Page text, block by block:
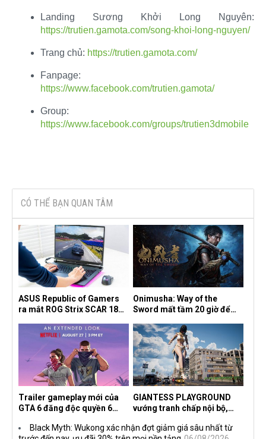
Landing Sương Khởi Long Nguyên:
https://trutien.gamota.com/song-khoi-long-nguyen/
Trang chủ: https://trutien.gamota.com/
Fanpage:
https://www.facebook.com/trutien.gamota/
Group:
https://www.facebook.com/groups/trutien3dmobile
CÓ THỂ BẠN QUAN TÂM
ASUS Republic of Gamers
ra mắt ROG Strix SCAR 18
Onimusha: Way of the
Sword mất tầm 20 giờ để
dành cho newbie và lão làng
Trailer gameplay mới của
GTA 6 đăng độc quyền 6
đang quá tham?
GIANTESS PLAYGROUND
vướng tranh chấp nội bộ,
ngầm chiếm đoạt doanh thu
Black Myth: Wukong xác nhận đợt giảm giá sâu nhất từ